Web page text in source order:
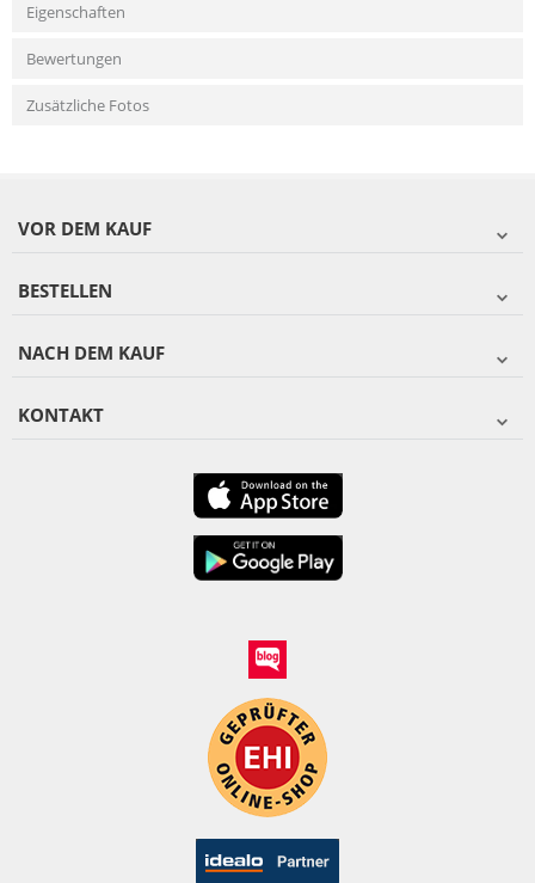
Eigenschaften
Bewertungen
Zusätzliche Fotos
VOR DEM KAUF
BESTELLEN
NACH DEM KAUF
KONTAKT